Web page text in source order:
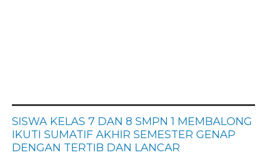
SISWA KELAS 7 DAN 8 SMPN 1 MEMBALONG
IKUTI SUMATIF AKHIR SEMESTER GENAP
DENGAN TERTIB DAN LANCAR